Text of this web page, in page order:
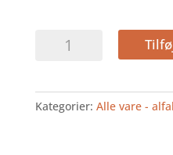
antal
Kategorier: Alle vare -